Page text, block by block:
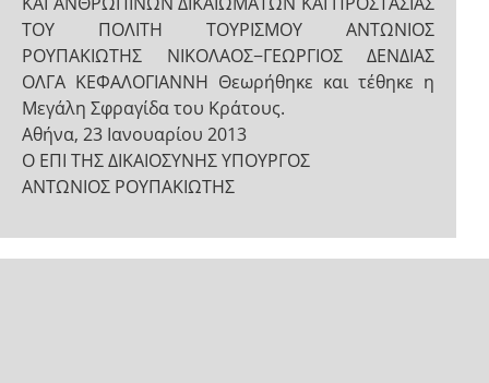
ΤΟΥ ΠΟΛΙΤΗ ΤΟΥΡΙΣΜΟΥ ΑΝΤΩΝΙΟΣ
ΡΟΥΠΑΚΙΩΤΗΣ ΝΙΚΟΛΑΟΣ−ΓΕΩΡΓΙΟΣ ΔΕΝΔΙΑΣ
ΟΛΓΑ ΚΕΦΑΛΟΓΙΑΝΝΗ Θεωρήθηκε και τέθηκε η
Μεγάλη Σφραγίδα του Κράτους.
Αθήνα, 23 Ιανουαρίου 2013
Ο ΕΠΙ ΤΗΣ ΔΙΚΑΙΟΣΥΝΗΣ ΥΠΟΥΡΓΟΣ
ΑΝΤΩΝΙΟΣ ΡΟΥΠΑΚΙΩΤΗΣ